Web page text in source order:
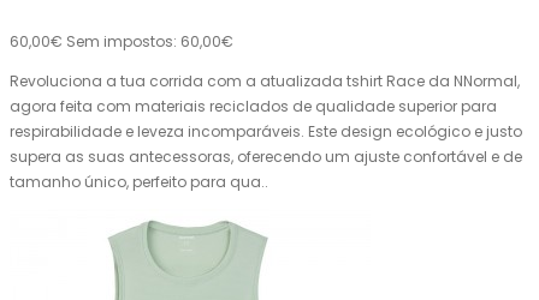
60,00€ Sem impostos: 60,00€
Revoluciona a tua corrida com a atualizada tshirt Race da NNormal,
agora feita com materiais reciclados de qualidade superior para
respirabilidade e leveza incomparáveis. Este design ecológico e justo
supera as suas antecessoras, oferecendo um ajuste confortável e de
tamanho único, perfeito para qua..